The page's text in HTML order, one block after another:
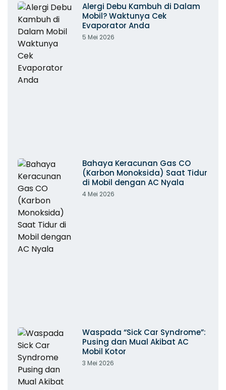
Alergi Debu Kambuh di Dalam
Mobil? Waktunya Cek
Evaporator Anda
5 Mei 2026
Bahaya Keracunan Gas CO
(Karbon Monoksida) Saat Tidur
di Mobil dengan AC Nyala
4 Mei 2026
Waspada “Sick Car Syndrome”:
Pusing dan Mual Akibat AC
Mobil Kotor
3 Mei 2026